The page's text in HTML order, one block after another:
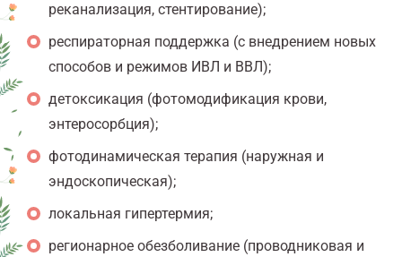
реканализация, стентирование);
респираторная поддержка (с внедрением новых
способов и режимов ИВЛ и ВВЛ);
детоксикация (фотомодификация крови,
энтеросорбция);
фотодинамическая терапия (наружная и
эндоскопическая);
локальная гипертермия;
регионарное обезболивание (проводниковая и